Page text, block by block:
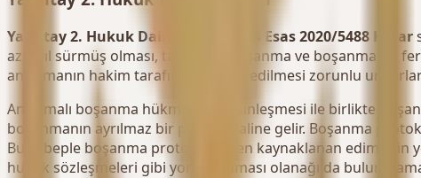
Yargıtay 2. Hukuk Dairesi 2020/1714 Esas 2020/5488 Karar
az 1 yıl sürmüş olması, tarafların boşanma ve boşanmanın
anlaşmanın hakim tarafından kabul edilmesi zorunlu
Anlaşmalı boşanma hükmünün kesinleşmesi ile birlikte
boşanmanın ayrılmaz bir parçası haline gelir. Boşanma
Bu sebeple boşanma protokolünden kaynaklanan edimlerin
hukuk sözleşmeleri gibi yorumlanması olanağı da